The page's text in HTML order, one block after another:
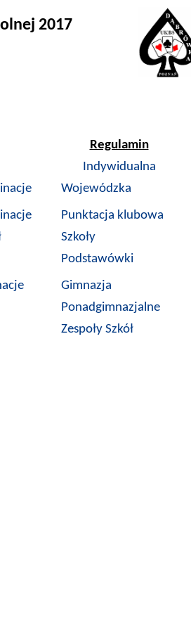
2017
Regulamin
Indywidualna
Wojewódzka
Punktacja klubowa
Szkoły
Podstawówki
Gimnazja
Ponadgimnazjalne
Zespoły Szkół